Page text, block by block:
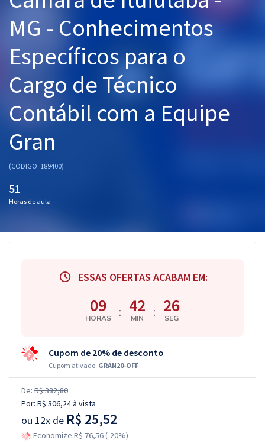
Graduação
OAB
Mentorias
Questões grátis
Conteúdo gratuito
Blog
Aprovados
MG - Conhecimentos
Específicos para o
Cargo de Técnico
Contábil com a Equipe
Gran
(CÓDIGO: 189400)
51
Horas de aula
ESSAS OFERTAS ACABAM EM:
09
HORAS : 42
MIN : 25
SEG
Cupom de 20% de desconto
Cupom ativado: GRAN20-OFF
De: R$ 382,80
Por: R$ 306,24à vista
ou 12x de R$ 25,52
Economize R$ 76,56 (-20%)